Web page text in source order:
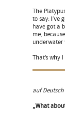
The
to say: I’ve
have got a
me,
underwater
That’s why
auf Deutsch
„What